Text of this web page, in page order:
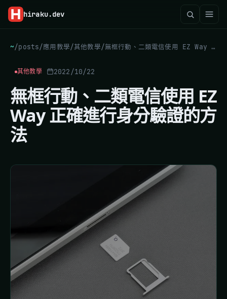
hiraku.dev
~/posts/應用教學/其他教學/ 無框行動、二類電信使用 EZ Way 正確進行身分驗證的方法
其他教學 2022/10/22
無框行動、二類電信使用 EZ
Way 正確進行身分驗證的方
法